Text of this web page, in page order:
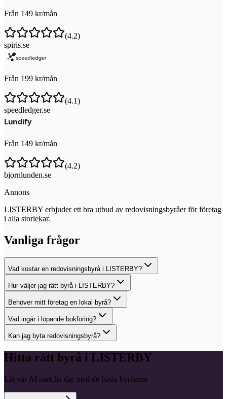
Från 149 kr/mån
(4.2)
spiris.se
Från 199 kr/mån
(4.1)
speedledger.se
Från 149 kr/mån
(4.2)
bjornlunden.se
Annons
LISTERBY erbjuder ett bra utbud av redovisningsbyråer för företag
i alla storlekar.
Vanliga frågor
Vad kostar en redovisningsbyrå i LISTERBY?
Hur väljer jag rätt byrå i LISTERBY?
Behöver mitt företag en lokal byrå?
Vad ingår i löpande bokföring?
Kan jag byta redovisningsbyrå?
Hitta rätt byrå i LISTERBY
Låt vår AI matcha dig med de bästa byråerna